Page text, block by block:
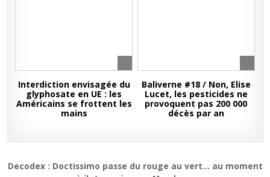
Interdiction envisagée du
glyphosate en UE : les
Américains se frottent les
mains
Baliverne #18 / Non, Elise
Lucet, les pesticides ne
provoquent pas 200 000
décès par an
Navigation
Decodex : Doctissimo passe du rouge au vert… au moment